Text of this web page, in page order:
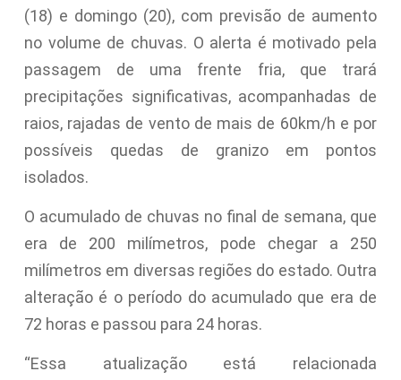
(18) e domingo (20), com previsão de aumento
no volume de chuvas. O alerta é motivado pela
passagem de uma frente fria, que trará
precipitações significativas, acompanhadas de
raios, rajadas de vento de mais de 60km/h e por
possíveis quedas de granizo em pontos
isolados.
O acumulado de chuvas no final de semana, que
era de 200 milímetros, pode chegar a 250
milímetros em diversas regiões do estado. Outra
alteração é o período do acumulado que era de
72 horas e passou para 24 horas.
“Essa atualização está relacionada